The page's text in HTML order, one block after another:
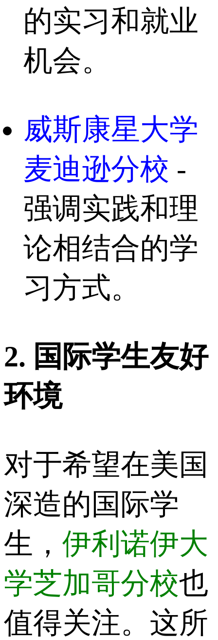
的实习和就业
机会。
威斯康星大学
麦迪逊分校 -
强调实践和理
论相结合的学
习方式。
2. 国际学生友好
环境
对于希望在美国
深造的国际学
生， 伊利诺伊大
学芝加哥分校也
值得关注。这所